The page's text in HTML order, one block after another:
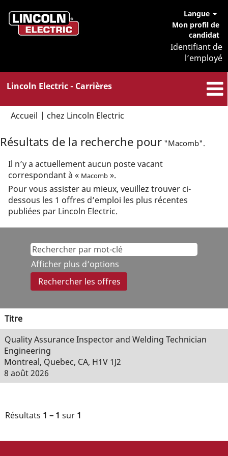
Langue
Mon profil de
candidat
Identifiant de
l’employé
Lincoln Electric - Carrières
Accueil | chez Lincoln Electric
Résultats de la recherche pour "Macomb".
Il n’y a actuellement aucun poste vacant
correspondant à « Macomb ».
Pour vous assister au mieux, veuillez trouver ci-
dessous les 1 offres d’emploi les plus récentes
publiées par Lincoln Electric.
Afficher plus d’options
Titre
Quality Assurance Inspector and Welding Technician
Engineering
Montreal, Quebec, CA, H1V 1J2
8 août 2026
Résultats 1 – 1 sur 1